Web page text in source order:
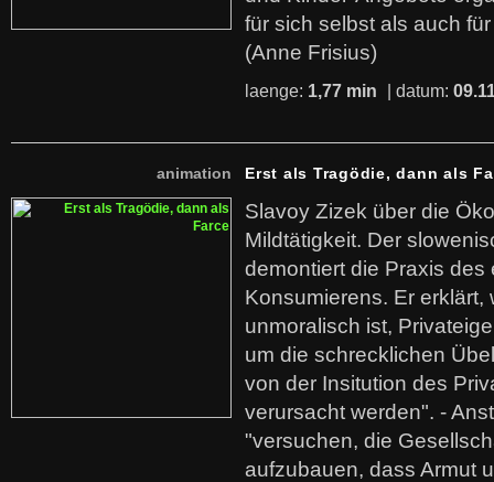
für sich selbst als auch
(Anne Frisius)
laenge: 1,77 min | datum:
animation Erst als Tragödie, dann als
Slavoy Zizek über die
Mildtätigkeit. Der
demontiert die Praxis des
Konsumierens. Er erklärt,
unmoralisch ist,
um die schrecklichen
von der Insitution des
verursacht werden". -
"versuchen, die
aufzubauen, dass Armut